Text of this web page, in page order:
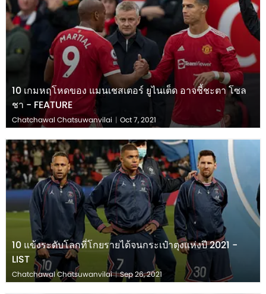
10 เกมหฤโหดของ แมนเชสเตอร์ ยูไนเต็ด อาจชี้ชะตา โซล
ชา - FEATURE
Chatchawal Chatsuwanvilai | Oct 7, 2021
10 แข้งระดับโลกที่โกยรายได้จนกระเป๋าตุงแห่งปี 2021 -
LIST
Chatchawal Chatsuwanvilai | Sep 26, 2021